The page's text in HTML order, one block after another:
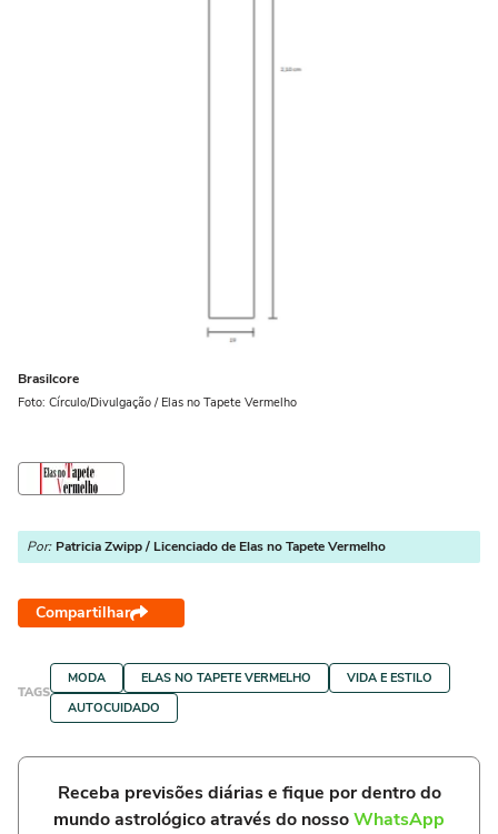
Brasilcore
Foto: Círculo/Divulgação / Elas no Tapete Vermelho
Por: Patricia Zwipp / Licenciado de Elas no Tapete Vermelho
Compartilhar
TAGS
MODA ELAS NO TAPETE VERMELHO
VIDA E ESTILO
AUTOCUIDADO
Receba previsões diárias e fique por dentro do
mundo astrológico através do nossoWhatsApp